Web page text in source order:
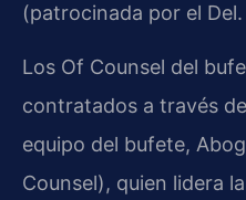
(patrocinada por el
Los Of Counsel del
contratados a través
equipo del bufete,
Counsel), quien lidera